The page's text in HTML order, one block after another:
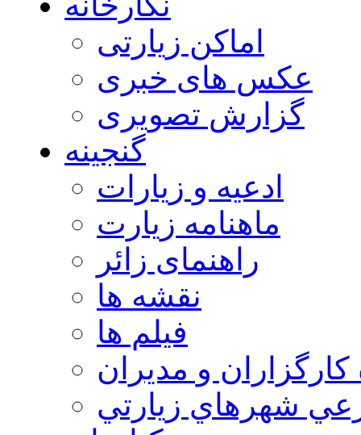
اماکن زیارتی
عکس های خبری
گزارش تصویری
گنجینه
ادعیه و زیارات
ماهنامه زیارت
راهنمای زائر
نقشه ها
فیلم ها
كارگزاران و مديران
شهرهاي زيارتي